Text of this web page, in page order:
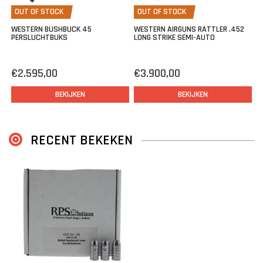
OUT OF STOCK
WESTERN BUSHBUCK 45
PERSLUCHTBUKS
€2.595,00
BEKIJKEN
OUT OF STOCK
WESTERN AIRGUNS RATTLER .452
LONG STRIKE SEMI-AUTO
€3.900,00
BEKIJKEN
RECENT BEKEKEN